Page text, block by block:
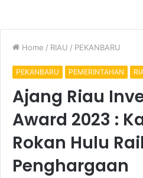
Home / RIAU / PEKANBARU
PEKANBARU PEMERINTAHAN
Ajang Riau
Award 2023 :
Rokan Hulu
Penghargaan